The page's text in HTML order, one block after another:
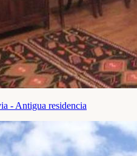
- Antigua residencia